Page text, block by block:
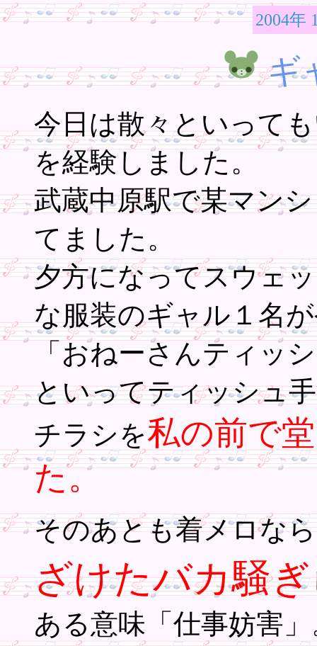
2004年
ギ
今日は散々といって
を経験しました。
武蔵中原駅で某マン
てました。
夕方になってスウェ
な服装のギャル１名
「おねーさんティッ
といってティッシュ
チラシを私の前で
た。
そのあとも着メロな
ざけたバカ騒ぎ
ある意味「仕事妨害